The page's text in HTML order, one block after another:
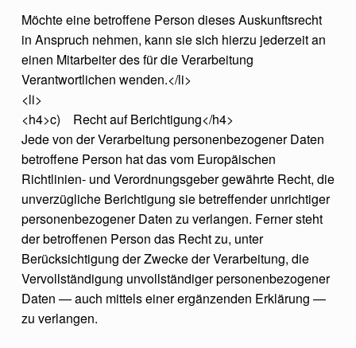
Möchte eine betroffene Person dieses Auskunftsrecht
in Anspruch nehmen, kann sie sich hierzu jederzeit an
einen Mitarbeiter des für die Verarbeitung
Verantwortlichen wenden.</li>
<li>
<h4>c) Recht auf Berichtigung</h4>
Jede von der Verarbeitung personenbezogener Daten
betroffene Person hat das vom Europäischen
Richtlinien- und Verordnungsgeber gewährte Recht, die
unverzügliche Berichtigung sie betreffender unrichtiger
personenbezogener Daten zu verlangen. Ferner steht
der betroffenen Person das Recht zu, unter
Berücksichtigung der Zwecke der Verarbeitung, die
Vervollständigung unvollständiger personenbezogener
Daten — auch mittels einer ergänzenden Erklärung —
zu verlangen.